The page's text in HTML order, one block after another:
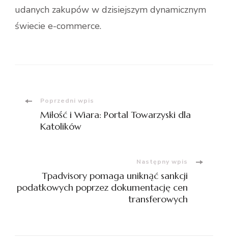
udanych zakupów w dzisiejszym dynamicznym
świecie e-commerce.
Nawigacja
wpisu
Poprzedni wpis
Miłość i Wiara: Portal Towarzyski dla
Katolików
Następny wpis
Tpadvisory pomaga uniknąć sankcji
podatkowych poprzez dokumentację cen
transferowych